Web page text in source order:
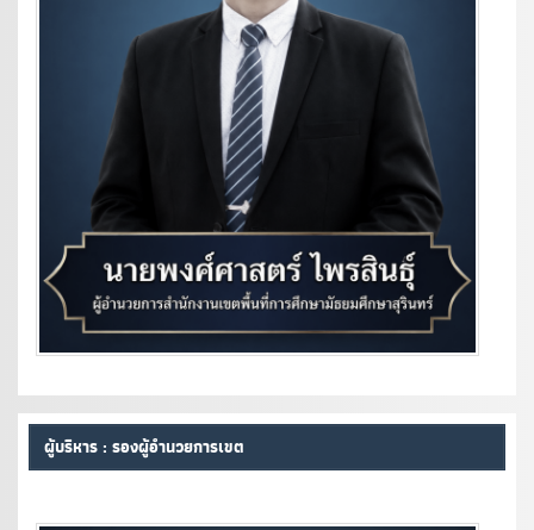
ผู้บริหาร : รองผู้อำนวยการเขต